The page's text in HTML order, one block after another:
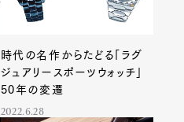
時代の名作からたどる「ラグ
ジュアリースポーツウォッチ」
50年の変遷
2022.6.28